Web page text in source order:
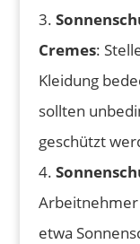
3.
Cremes:
Kleidung
sollten
geschützt
4.
Arbeitnehmer
etwa